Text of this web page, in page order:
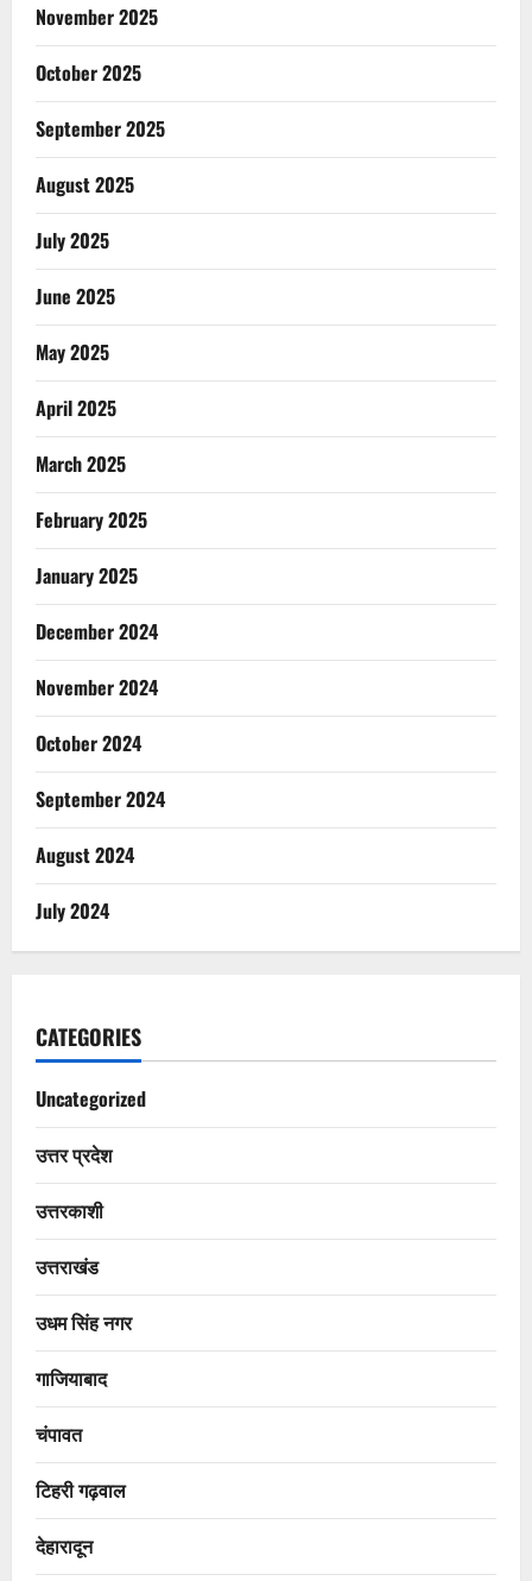
November 2025
October 2025
September 2025
August 2025
July 2025
June 2025
May 2025
April 2025
March 2025
February 2025
January 2025
December 2024
November 2024
October 2024
September 2024
August 2024
July 2024
CATEGORIES
Uncategorized
उत्तर प्रदेश
उत्तरकाशी
उत्तराखंड
उधम सिंह नगर
गाजियाबाद
चंपावत
टिहरी गढ़वाल
देहारादून